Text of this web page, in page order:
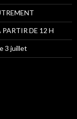
DE 12 H
3 juillet